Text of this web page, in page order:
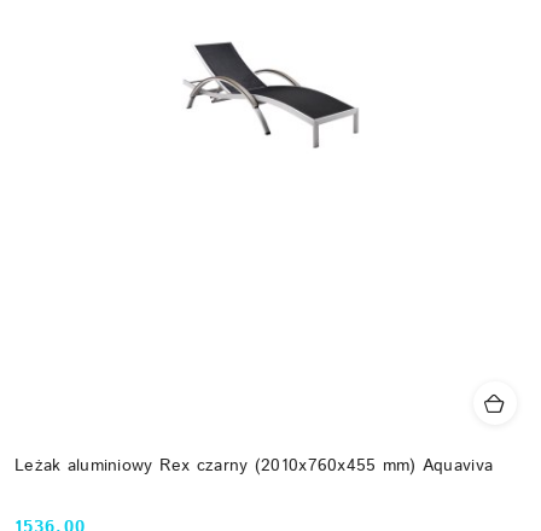
Leżak aluminiowy Rex czarny (2010x760x455 mm) Aquaviva